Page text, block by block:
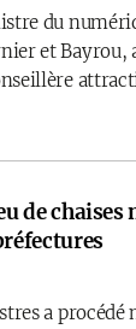
du
et Bayrou,
de chaises
a